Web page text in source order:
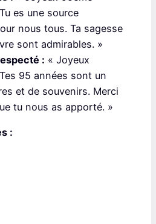
es une source
nous tous. Ta sagesse
sont admirables. »
: « Joyeux
95 années sont un
et de souvenirs. Merci
tu nous as apporté. »
: